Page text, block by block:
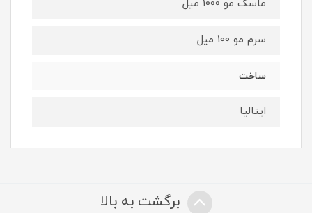
ماسک مو 1000 میل
سرم مو 100 میل
ساخت
ایتالیا
برگشت به بالا